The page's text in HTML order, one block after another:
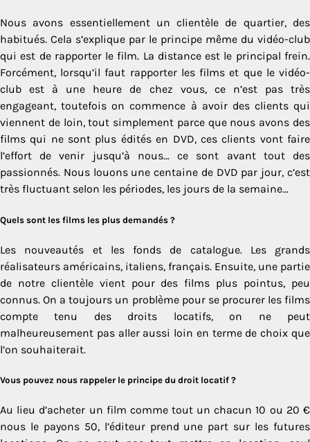
Nous avons essentiellement un clientèle de quartier, des
habitués. Cela s’explique par le principe même du vidéo-club
qui est de rapporter le film. La distance est le principal frein.
Forcément, lorsqu’il faut rapporter les films et que le vidéo-
club est à une heure de chez vous, ce n’est pas très
engageant, toutefois on commence à avoir des clients qui
viennent de loin, tout simplement parce que nous avons des
films qui ne sont plus édités en DVD, ces clients vont faire
l’effort de venir jusqu’à nous… ce sont avant tout des
passionnés. Nous louons une centaine de DVD par jour, c’est
très fluctuant selon les périodes, les jours de la semaine…
Quels sont les films les plus demandés ?
Les nouveautés et les fonds de catalogue. Les grands
réalisateurs américains, italiens, français. Ensuite, une partie
de notre clientèle vient pour des films plus pointus, peu
connus. On a toujours un problème pour se procurer les films
compte tenu des droits locatifs, on ne peut
malheureusement pas aller aussi loin en terme de choix que
l’on souhaiterait.
Vous pouvez nous rappeler le principe du droit locatif ?
Au lieu d’acheter un film comme tout un chacun 10 ou 20 €
nous le payons 50, l’éditeur prend une part sur les futures